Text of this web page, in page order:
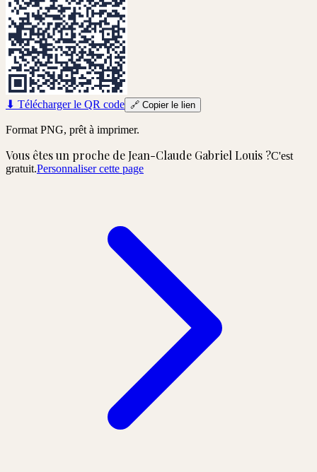
⬇ Télécharger le QR code 🔗 Copier le lien
Format PNG, prêt à imprimer.
Vous êtes un proche de Jean-Claude Gabriel Louis ?C'est
gratuit.Personnaliser cette page